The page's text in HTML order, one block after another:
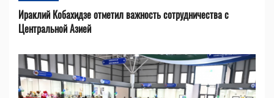
Ираклий Кобахидзе отметил важность сотрудничества с
Центральной Азией